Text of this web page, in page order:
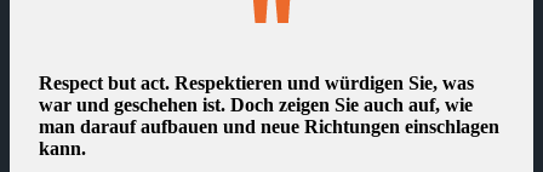
Respect but act. Respektieren und würdigen Sie, was
war und geschehen ist. Doch zeigen Sie auch auf, wie
man darauf aufbauen und neue Richtungen einschlagen
kann.